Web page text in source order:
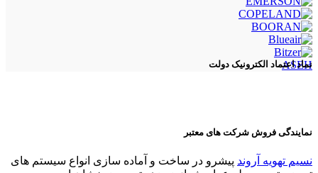
ASEH
نماد اعتماد الکترونیک دولت
نمایندگی فروش شرکت های معتبر
نسیم تهویه آروند پیشرو در ساخت و آماده سازی انواع سیستم های